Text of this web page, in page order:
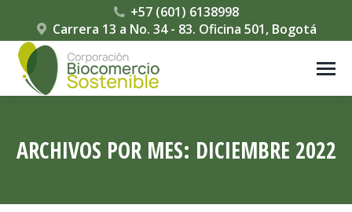
‎+57 (601) 6138998
Carrera 13 a No. 34 - 83. Oficina 501, Bogotá
ARCHIVOS POR MES: DICIEMBRE 2022